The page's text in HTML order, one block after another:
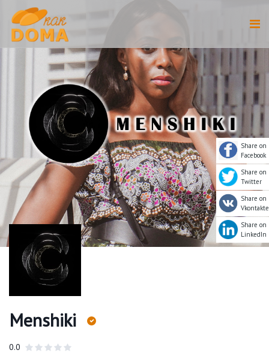
Menshiki
0.0
Share on
Facebook
Share on
Twitter
Share on
Vkontakte
Share on
LinkedIn